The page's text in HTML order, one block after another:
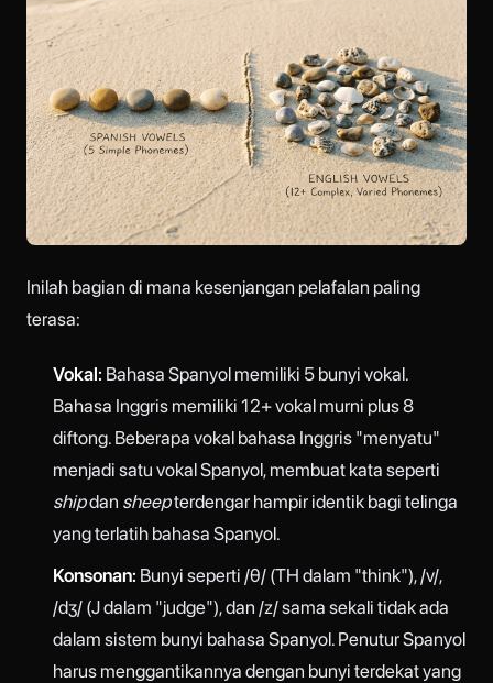
Inilah bagian di mana kesenjangan pelafalan paling
terasa:
Vokal: Bahasa Spanyol memiliki 5 bunyi vokal.
Bahasa Inggris memiliki 12+ vokal murni plus 8
diftong. Beberapa vokal bahasa Inggris "menyatu"
menjadi satu vokal Spanyol, membuat kata seperti
shipdan sheepterdengar hampir identik bagi telinga
yang terlatih bahasa Spanyol.
Konsonan: Bunyi seperti /θ/ (TH dalam "think"), /v/,
/dʒ/ (J dalam "judge"), dan /z/ sama sekali tidak ada
dalam sistem bunyi bahasa Spanyol. Penutur Spanyol
harus menggantikannya dengan bunyi terdekat yang